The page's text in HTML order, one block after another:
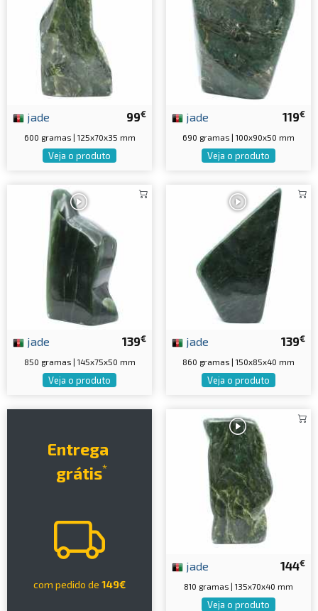
99€
jade
600 gramas | 125x70x35 mm
Veja o produto
119€
jade
690 gramas | 100x90x50 mm
Veja o produto
139€
jade
850 gramas | 145x75x50 mm
Veja o produto
139€
jade
860 gramas | 150x85x40 mm
Veja o produto
Entrega
grátis*
com pedido de 149€
144€
jade
810 gramas | 135x70x40 mm
Veja o produto